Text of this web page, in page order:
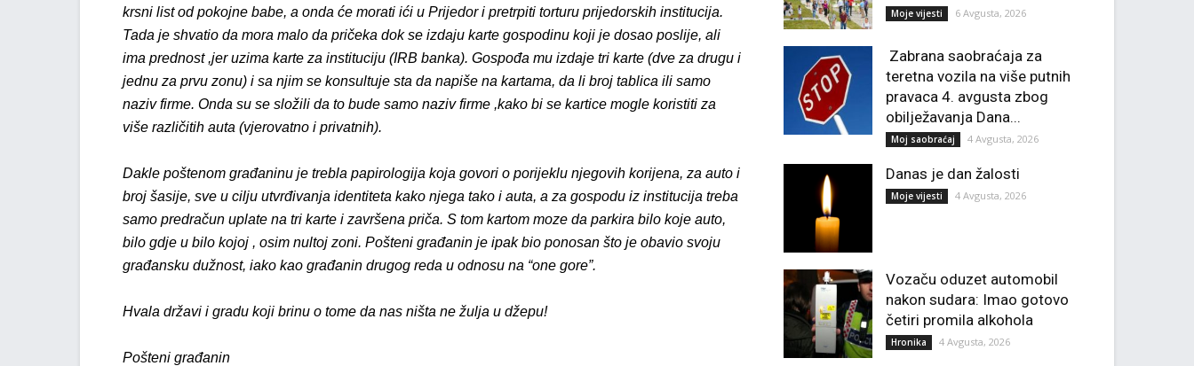
krsni list od pokojne babe, a onda će morati ići u Prijedor i pretrpiti torturu prijedorskih institucija.
Tada je shvatio da mora malo da pričeka dok se izdaju karte gospodinu koji je dosao poslije, ali
ima prednost ,jer uzima karte za instituciju (IRB banka). Gospođa mu izdaje tri karte (dve za drugu i
jednu za prvu zonu) i sa njim se konsultuje sta da napiše na kartama, da li broj tablica ili samo
naziv firme. Onda su se složili da to bude samo naziv firme ,kako bi se kartice mogle koristiti za
više različitih auta (vjerovatno i privatnih).
Dakle poštenom građaninu je trebla papirologija koja govori o porijeklu njegovih korijena, za auto i
broj šasije, sve u cilju utvrđivanja identiteta kako njega tako i auta, a za gospodu iz institucija treba
samo predračun uplate na tri karte i završena priča. S tom kartom moze da parkira bilo koje auto,
bilo gdje u bilo kojoj , osim nultoj zoni. Pošteni građanin je ipak bio ponosan što je obavio svoju
građansku dužnost, iako kao građanin drugog reda u odnosu na “one gore”.
Hvala državi i gradu koji brinu o tome da nas ništa ne žulja u džepu!
Pošteni građanin
Moje vijesti 6 Avgusta, 2026
Zabrana saobraćaja za
teretna vozila na više putnih
pravaca 4. avgusta zbog
obilježavanja Dana...
Moj saobraćaj 4 Avgusta, 2026
Danas je dan žalosti
Moje vijesti 4 Avgusta, 2026
Vozaču oduzet automobil
nakon sudara: Imao gotovo
četiri promila alkohola
Hronika 4 Avgusta, 2026